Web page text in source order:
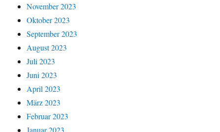
November 2023
Oktober 2023
September 2023
August 2023
Juli 2023
Juni 2023
April 2023
März 2023
Februar 2023
Januar 2023